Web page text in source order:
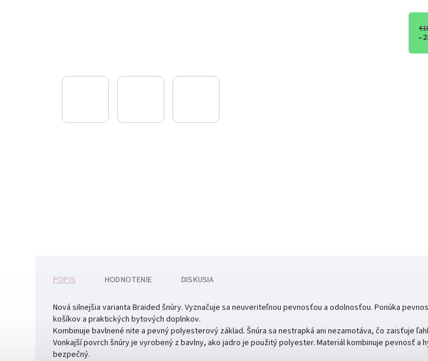
POPIS HODNOTENIE DISKUSIA
Nová silnejšia varianta Braided šnúry. Vyznačuje sa neuveriteľnou pevnosťou a odolnosťou. Ponúka
košíkov a praktických bytových doplnkov.
Kombinuje bavlnené nite a pevný polyesterový základ. Šnúra sa nestrapká ani nezamotáva, čo zaisťuje
Vonkajší povrch šnúry je vyrobený z bavlny, ako jadro je použitý polyester. Materiál kombinuje pevnosť a
bezpečný.